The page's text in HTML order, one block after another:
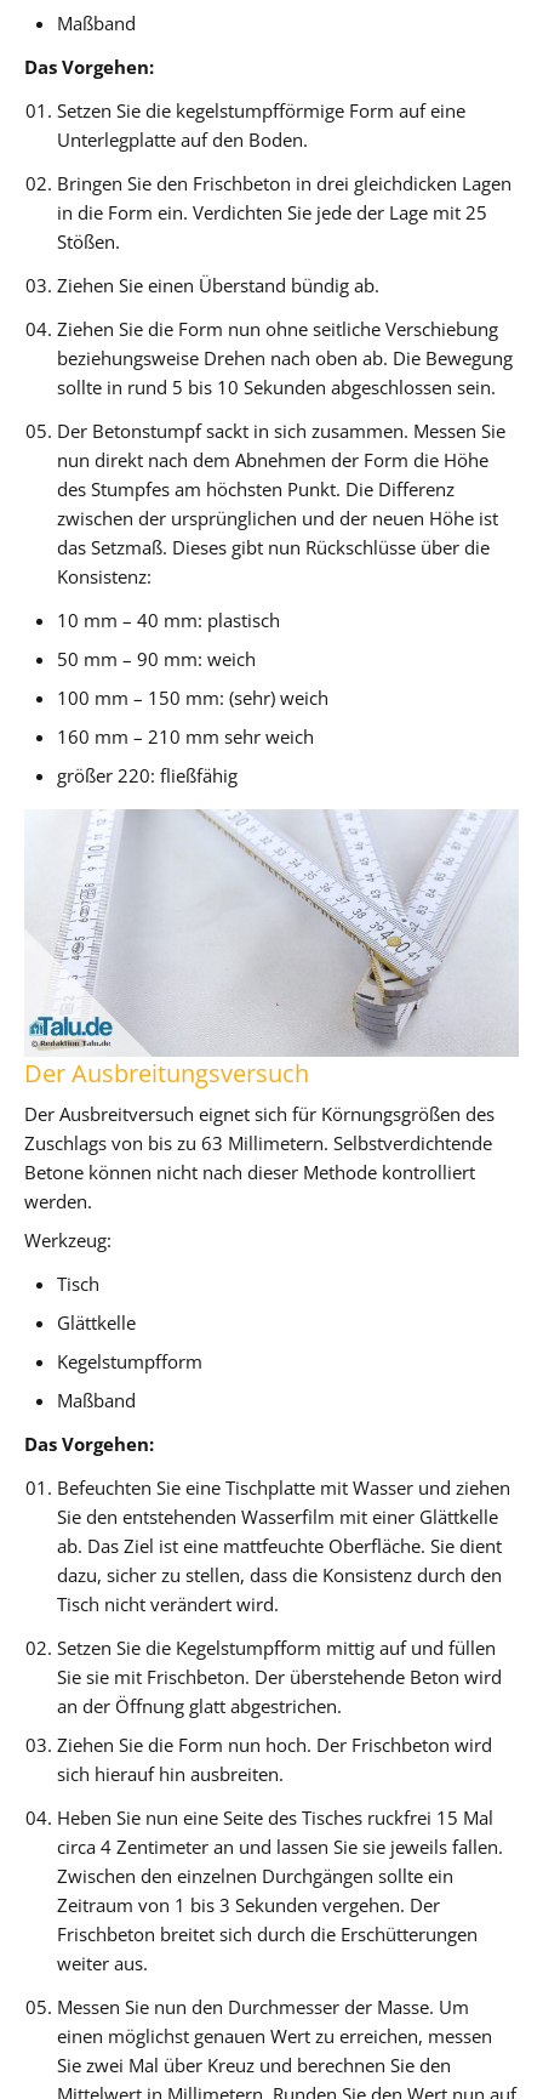
Maßband
Das Vorgehen:
Setzen Sie die kegelstumpfförmige Form auf eine
Unterlegplatte auf den Boden.
Bringen Sie den Frischbeton in drei gleichdicken Lagen
in die Form ein. Verdichten Sie jede der Lage mit 25
Stößen.
Ziehen Sie einen Überstand bündig ab.
Ziehen Sie die Form nun ohne seitliche Verschiebung
beziehungsweise Drehen nach oben ab. Die Bewegung
sollte in rund 5 bis 10 Sekunden abgeschlossen sein.
Der Betonstumpf sackt in sich zusammen. Messen Sie
nun direkt nach dem Abnehmen der Form die Höhe
des Stumpfes am höchsten Punkt. Die Differenz
zwischen der ursprünglichen und der neuen Höhe ist
das Setzmaß. Dieses gibt nun Rückschlüsse über die
Konsistenz:
10 mm – 40 mm: plastisch
50 mm – 90 mm: weich
100 mm – 150 mm: (sehr) weich
160 mm – 210 mm sehr weich
größer 220: fließfähig
Der Ausbreitungsversuch
Der Ausbreitversuch eignet sich für Körnungsgrößen des
Zuschlags von bis zu 63 Millimetern. Selbstverdichtende
Betone können nicht nach dieser Methode kontrolliert
werden.
Werkzeug:
Tisch
Glättkelle
Kegelstumpfform
Maßband
Das Vorgehen:
Befeuchten Sie eine Tischplatte mit Wasser und ziehen
Sie den entstehenden Wasserfilm mit einer Glättkelle
ab. Das Ziel ist eine mattfeuchte Oberfläche. Sie dient
dazu, sicher zu stellen, dass die Konsistenz durch den
Tisch nicht verändert wird.
Setzen Sie die Kegelstumpfform mittig auf und füllen
Sie sie mit Frischbeton. Der überstehende Beton wird
an der Öffnung glatt abgestrichen.
Ziehen Sie die Form nun hoch. Der Frischbeton wird
sich hierauf hin ausbreiten.
Heben Sie nun eine Seite des Tisches ruckfrei 15 Mal
circa 4 Zentimeter an und lassen Sie sie jeweils fallen.
Zwischen den einzelnen Durchgängen sollte ein
Zeitraum von 1 bis 3 Sekunden vergehen. Der
Frischbeton breitet sich durch die Erschütterungen
weiter aus.
Messen Sie nun den Durchmesser der Masse. Um
einen möglichst genauen Wert zu erreichen, messen
Sie zwei Mal über Kreuz und berechnen Sie den
Mittelwert in Millimetern. Runden Sie den Wert nun auf